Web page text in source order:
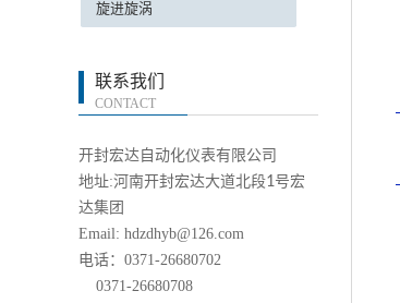
旋进旋涡
联系我们
CONTACT
开封宏达自动化仪表有限公司
地址:河南开封宏达大道北段1号宏
达集团
Email: hdzdhyb@126.com
电话：0371-26680702
0371-26680708